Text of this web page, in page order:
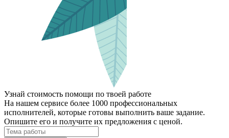
Узнай стоимость помощи по твоей работе
На нашем сервисе более 1000 профессиональных
исполнителей, которые готовы выполнить ваше задание.
Опишите его и получите их предложения с ценой.